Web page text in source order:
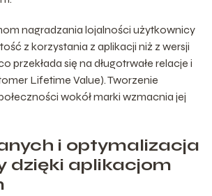
nagradzania lojalności użytkownicy
z korzystania z aplikacji niż z wersji
przekłada się na długotrwałe relacje i
Lifetime Value). Tworzenie
wokół marki wzmacnia jej
i optymalizacja
dzięki aplikacjom